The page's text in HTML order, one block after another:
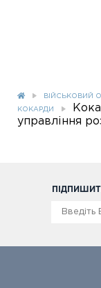
ВІЙСЬКОВИЙ
КОКАРДИ
управління